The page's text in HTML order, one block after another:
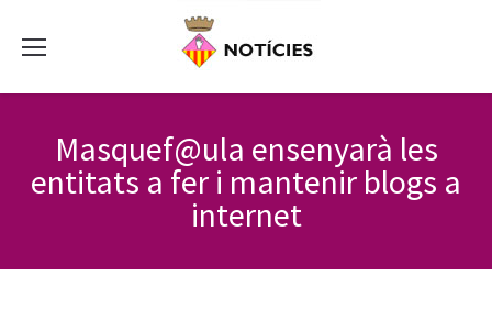
Masquef@ula ensenyarà les
entitats a fer i mantenir blogs a
internet